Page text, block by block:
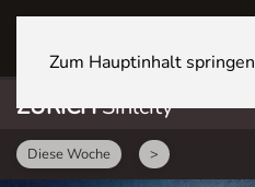
Zum Hauptinhalt springen
ZÜRICHSihlcity
Diese Woche >